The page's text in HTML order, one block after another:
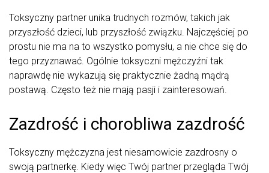
Toksyczny partner unika trudnych rozmów, takich jak
przyszłość dzieci, lub przyszłość związku. Najczęściej po
prostu nie ma na to wszystko pomysłu, a nie chce się do
tego przyznawać. Ogólnie toksyczni mężczyźni tak
naprawdę nie wykazują się praktycznie żadną mądrą
postawą. Często też nie mają pasji i zainteresowań.
Zazdrość i chorobliwa zazdrość
Toksyczny mężczyzna jest niesamowicie zazdrosny o
swoją partnerkę. Kiedy więc Twój partner przegląda Twój